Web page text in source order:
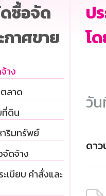
ซื้อจัด
กาศขาย
าง
ลาด
ที่ดิน
าริมทรัพย์
ดจ้าง
เบียบ คำสั่งและ
ป
โ
วัน
ดา